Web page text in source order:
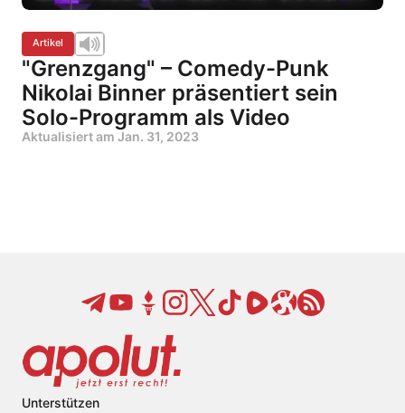
Artikel
"Grenzgang" – Comedy-Punk
Nikolai Binner präsentiert sein
Solo-Programm als Video
Aktualisiert am Jan. 31, 2023
Unterstützen